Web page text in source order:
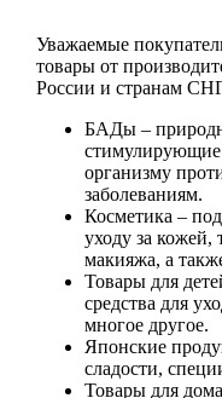
Уважаемые
товары от
России и странам
БАДы–
организму
заболеваниям.
Косметика –
уходу за кожей,
макияжа, а
Товары для
средства для
многое другое.
Японские
сладости,
Товары для дома